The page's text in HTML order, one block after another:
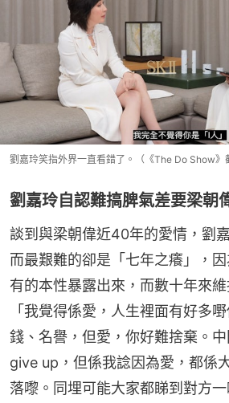
劉嘉玲笑指外界一直看錯了。（《The Do Show》
劉嘉玲自認難搞脾氣差要梁朝
談到與梁朝偉近40年的愛情，劉
而最艱難的卻是「七年之癢」，
有的本性暴露出來，而數十年來維
「我覺得係愛，人生裡面有好多
錢、名譽，但愛，你好難捨棄。
give up，但係我諗因為愛，都係
落嚟。同埋可能大家都睇到對方